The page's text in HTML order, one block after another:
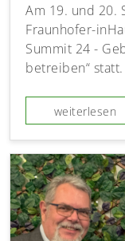
Am 19. und 20.
Fraunhofer-
Summit 24 -
betreiben“ statt.
weiterlesen